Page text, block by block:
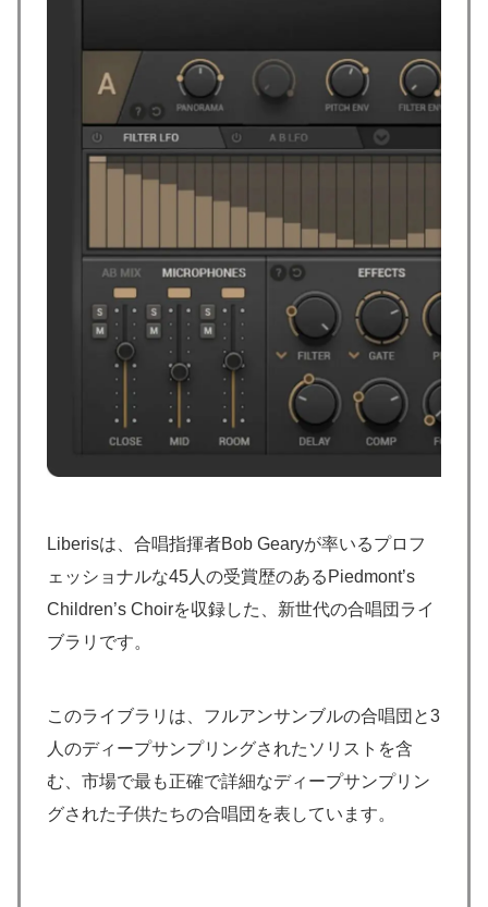
Liberisは、合唱指揮者Bob Gearyが率いるプロフ
ェッショナルな45人の受賞歴のあるPiedmont’s
Children’s Choirを収録した、新世代の合唱団ライ
ブラリです。
このライブラリは、フルアンサンブルの合唱団と3
人のディープサンプリングされたソリストを含
む、市場で最も正確で詳細なディープサンプリン
グされた子供たちの合唱団を表しています。